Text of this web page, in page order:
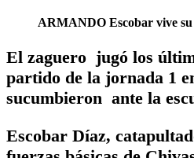
ARMANDO Escobar vive su
El zaguero jugó los
partido de la jornada 1
sucumbieron ante la
Escobar Díaz,